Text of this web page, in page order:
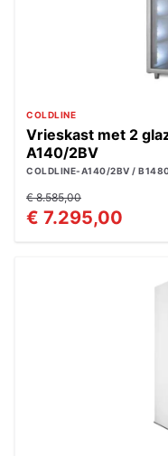
COLDLINE
Vrieskast met 2
A140/2BV
COLDLINE-A140/2BV /
€ 8.585,00
€ 7.295,00